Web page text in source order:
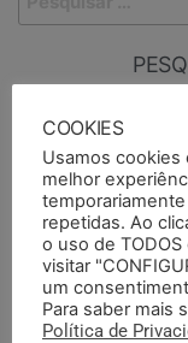
PESQUISAR POR
BASE DA
COOKIES
Usamos cookies
melhor
repetidas. Ao
o uso de
visitar
um
Para saber mais
Política de